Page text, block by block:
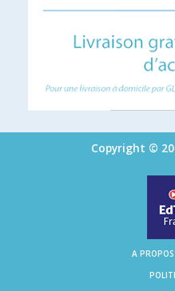
Copyright ©
A